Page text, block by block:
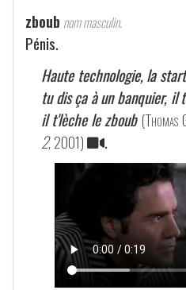
zboub nom masculin.
Pénis.
Haute technologie, la
tu dis ça à un banquier, il
il t'lèche le zboub (Thomas
2, 2001) .